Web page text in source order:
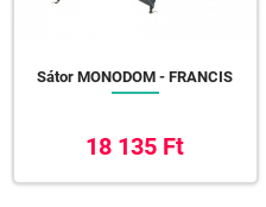
Sátor MONODOM - FRANCIS
18 135 Ft